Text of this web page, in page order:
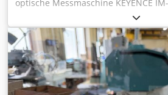
optische Messmaschine KEYENCE
hergestellt. Sie verfügt über einen
Komponenten, darunter einen
Steuereinheit, Glasplatten,
Glasmaßstab, Barcode-Scanner,
Tastereinsätze. Erwägen Sie die
optische Messmaschine KEYENCE
Kontaktieren Sie uns für weitere